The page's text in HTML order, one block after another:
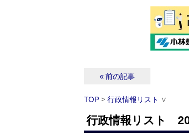
« 前の記事
TOP > 行政情報リスト ∨
行政情報リスト